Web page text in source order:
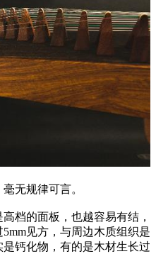
无规律可言。
档的面板，也越容易有结，
见方，与周边木质组织是
钙化物，有的是木材生长过